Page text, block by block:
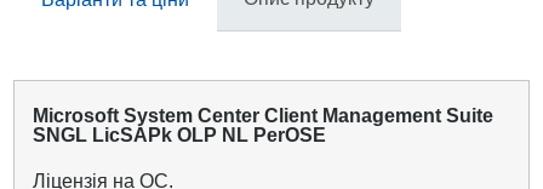
Microsoft System Center Client Management Suite
SNGL LicSAPk OLP NL PerOSE
Ліцензія на ОС.